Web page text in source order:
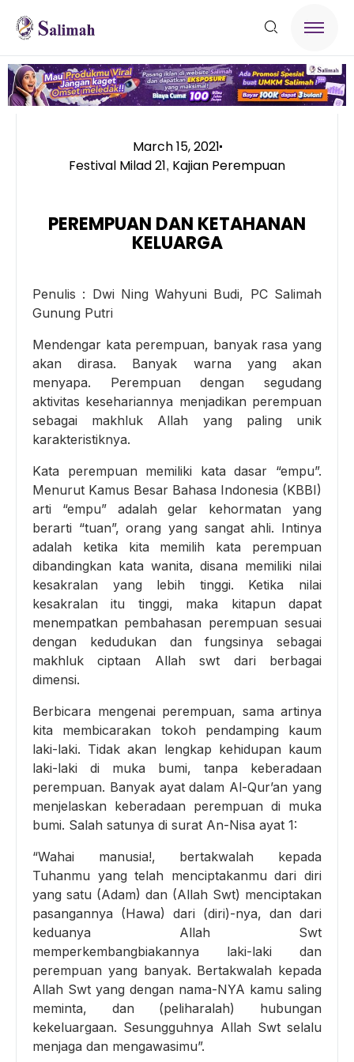
March 15, 2021
Festival Milad 21, Kajian Perempuan
PEREMPUAN DAN KETAHANAN
KELUARGA
Penulis : Dwi Ning Wahyuni Budi, PC Salimah
Gunung Putri
Mendengar kata perempuan, banyak rasa yang
akan dirasa. Banyak warna yang akan
menyapa. Perempuan dengan segudang
aktivitas kesehariannya menjadikan perempuan
sebagai makhluk Allah yang paling unik
karakteristiknya.
Kata perempuan memiliki kata dasar “empu”.
Menurut Kamus Besar Bahasa Indonesia (KBBI)
arti “empu” adalah gelar kehormatan yang
berarti “tuan”, orang yang sangat ahli. Intinya
adalah ketika kita memilih kata perempuan
dibandingkan kata wanita, disana memiliki nilai
kesakralan yang lebih tinggi. Ketika nilai
kesakralan itu tinggi, maka kitapun dapat
menempatkan pembahasan perempuan sesuai
dengan kedudukan dan fungsinya sebagai
makhluk ciptaan Allah swt dari berbagai
dimensi.
Berbicara mengenai perempuan, sama artinya
kita membicarakan tokoh pendamping kaum
laki-laki. Tidak akan lengkap kehidupan kaum
laki-laki di muka bumi, tanpa keberadaan
perempuan. Banyak ayat dalam Al-Qur’an yang
menjelaskan keberadaan perempuan di muka
bumi. Salah satunya di surat An-Nisa ayat 1:
“Wahai manusia!, bertakwalah kepada
Tuhanmu yang telah menciptakanmu dari diri
yang satu (Adam) dan (Allah Swt) menciptakan
pasangannya (Hawa) dari (diri)-nya, dan dari
keduanya Allah Swt
memperkembangbiakannya laki-laki dan
perempuan yang banyak. Bertakwalah kepada
Allah Swt yang dengan nama-NYA kamu saling
meminta, dan (peliharalah) hubungan
kekeluargaan. Sesungguhnya Allah Swt selalu
menjaga dan mengawasimu”.